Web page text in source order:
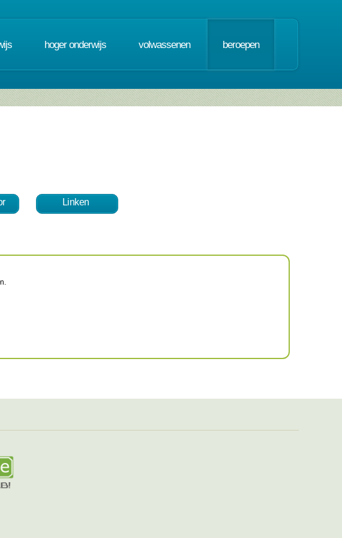
hoger onderwijs volwassenen beroepen
Linken